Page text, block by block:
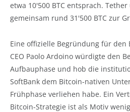
etwa 10'500 BTC entsprach.
gemeinsam rund 31'500 BTC zur
Eine offizielle Begründung für den
CEO Paolo Ardoino würdigte den
Aufbauphase und hob die
SoftBank dem Bitcoin-nativen
Frühphase verliehen habe. Ein
Bitcoin-Strategie ist als Motiv